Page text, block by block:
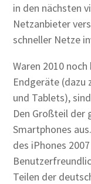
in den nächsten
Netzanbieter
schneller Netze
Waren 2010
Endgeräte (dazu
und Tablets),
Den Großteil der
Smartphones
des iPhones
Teilen der